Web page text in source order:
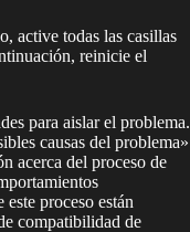
active todas las casillas
reinicie el
para aislar el problema.
causas del problema»
acerca del proceso de
proceso están
compatibilidad de